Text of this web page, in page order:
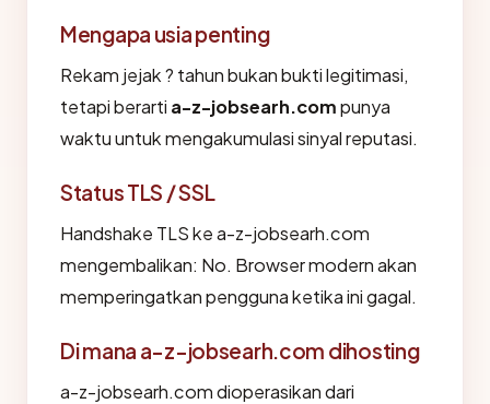
Mengapa usia penting
Rekam jejak ? tahun bukan bukti legitimasi,
tetapi berarti a-z-jobsearh.compunya
waktu untuk mengakumulasi sinyal reputasi.
Status TLS / SSL
Handshake TLS ke a-z-jobsearh.com
mengembalikan: No. Browser modern akan
memperingatkan pengguna ketika ini gagal.
Di mana a-z-jobsearh.com dihosting
a-z-jobsearh.com dioperasikan dari